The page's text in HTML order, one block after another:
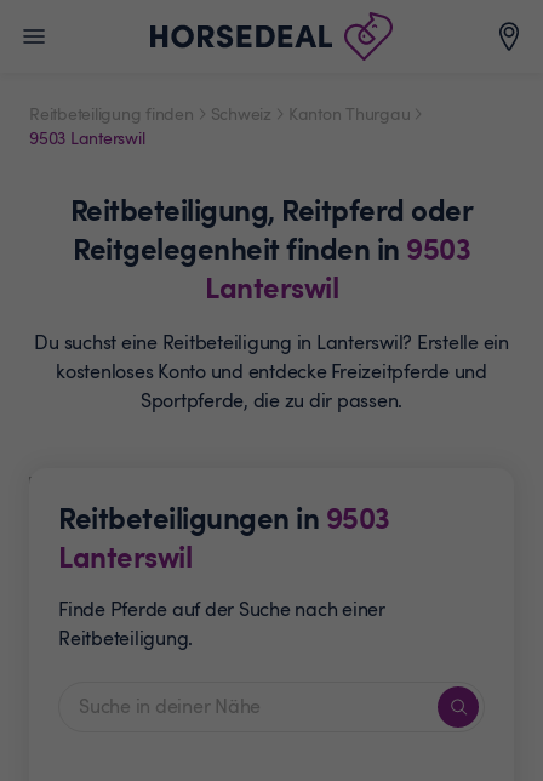
Reitbeteiligung finden Schweiz
Kanton Thurgau
9503 Lanterswil
Reitbeteiligung, Reitpferd oder
Reitgelegenheitfinden in 9503
Lanterswil
Du suchst eine Reitbeteiligung in Lanterswil? Erstelle ein
kostenloses Konto und entdecke Freizeitpferde und
Sportpferde, die zu dir passen.
Reitbeteiligungen in 9503
Lanterswil
Finde Pferde auf der Suche nach einer
Reitbeteiligung.